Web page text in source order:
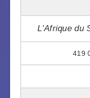
L’Afrique du
419